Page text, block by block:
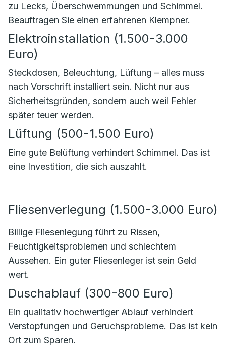
zu Lecks, Überschwemmungen und Schimmel.
Beauftragen Sie einen erfahrenen Klempner.
Elektroinstallation (1.500-3.000
Euro)
Steckdosen, Beleuchtung, Lüftung – alles muss
nach Vorschrift installiert sein. Nicht nur aus
Sicherheitsgründen, sondern auch weil Fehler
später teuer werden.
Lüftung (500-1.500 Euro)
Eine gute Belüftung verhindert Schimmel. Das ist
eine Investition, die sich auszahlt.
Fliesenverlegung (1.500-3.000 Euro)
Billige Fliesenlegung führt zu Rissen,
Feuchtigkeitsproblemen und schlechtem
Aussehen. Ein guter Fliesenleger ist sein Geld
wert.
Duschablauf (300-800 Euro)
Ein qualitativ hochwertiger Ablauf verhindert
Verstopfungen und Geruchsprobleme. Das ist kein
Ort zum Sparen.